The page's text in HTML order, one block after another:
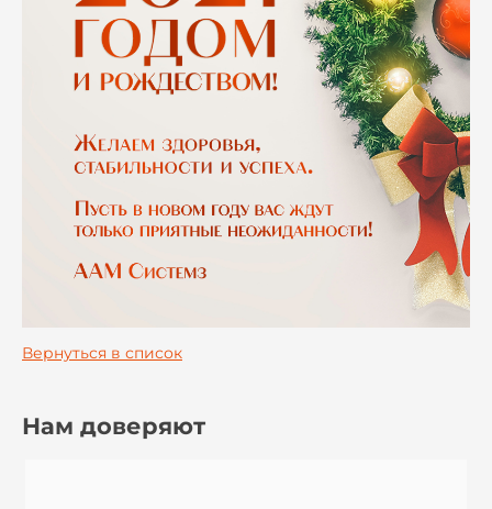
Вернуться в список
Нам доверяют